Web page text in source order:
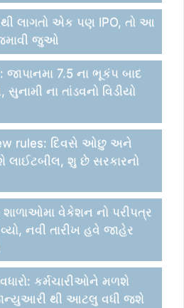
લાગતો એક પણ IPO, તો આ
જુઓ
જાપાનમા 7.5 ના ભૂકંપ બાદ
સુનામી ના તાંડવનો વિડીયો
rules: દિવસે ઓછુ અને
લાઈટબીલ, શુ છે સરકારનો
વેકેશન નો પરીપત્ર
નવી તારીખ હવે જાહેર
કર્મચારીઓને મળશે
થી આટલુ વધી જશે